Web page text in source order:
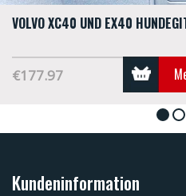
VOLVO XC40 UND EX40
€177.97
1 2
Kundeninformation